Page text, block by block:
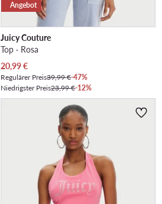
Angebot
Juicy Couture
Top · Rosa
Aktueller Preis
20,99€
Regulärer Preis39,99 €-47%
Niedrigster Preis23,99 €-12%